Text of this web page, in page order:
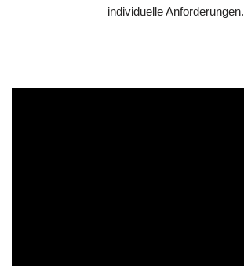
individuelle Anforderungen.